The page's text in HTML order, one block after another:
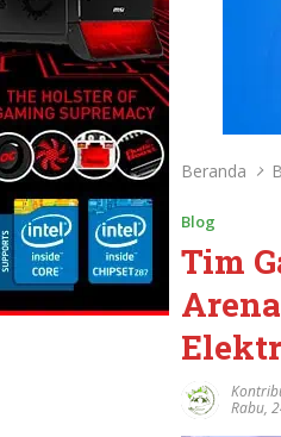
Beranda
Blog
Tim
Rabu,